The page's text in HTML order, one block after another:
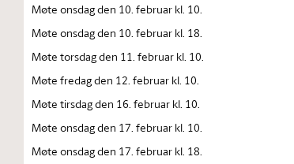
Møte onsdag den 10. februar kl. 10.
Møte onsdag den 10. februar kl. 18.
Møte torsdag den 11. februar kl. 10.
Møte fredag den 12. februar kl. 10.
Møte tirsdag den 16. februar kl. 10.
Møte onsdag den 17. februar kl. 10.
Møte onsdag den 17. februar kl. 18.